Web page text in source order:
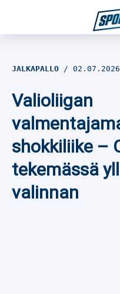
Jalkapallo
Yleisurheilu
Talviurheilu
JALKAPALLO 02.07.2026
Valioliigan
shokkiliike –
tekemässä
valinnan